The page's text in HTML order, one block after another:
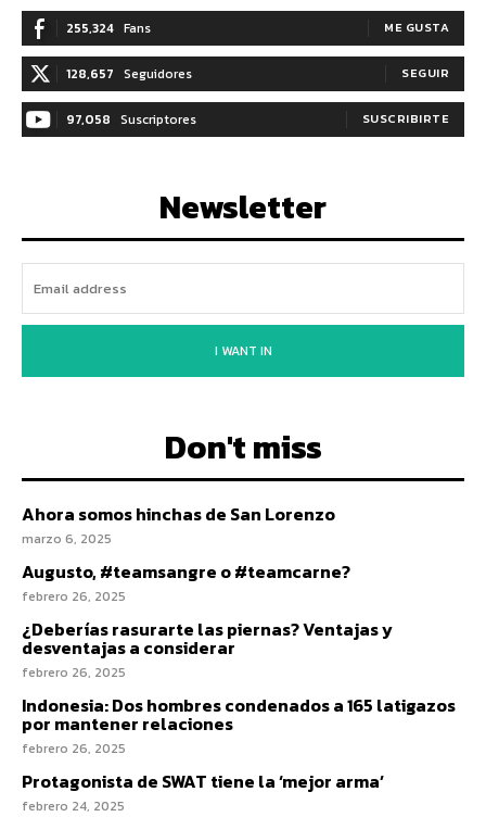
255,324 Fans ME GUSTA
128,657 Seguidores SEGUIR
97,058 Suscriptores SUSCRIBIRTE
Newsletter
I WANT IN
Don't miss
Ahora somos hinchas de San Lorenzo
marzo 6, 2025
Augusto, #teamsangre o #teamcarne?
febrero 26, 2025
¿Deberías rasurarte las piernas? Ventajas y
desventajas a considerar
febrero 26, 2025
Indonesia: Dos hombres condenados a 165 latigazos
por mantener relaciones
febrero 26, 2025
Protagonista de SWAT tiene la ‘mejor arma’
febrero 24, 2025